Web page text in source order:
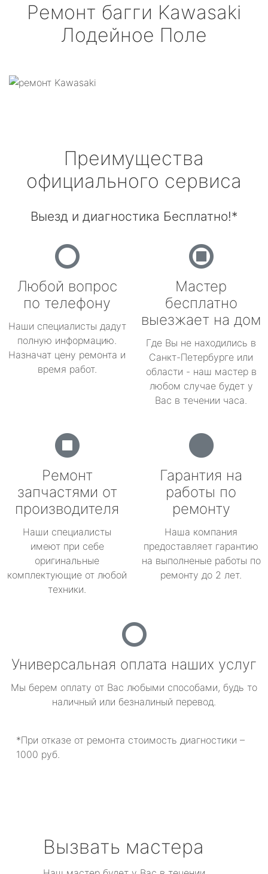
Ремонт багги Kawasaki
Лодейное Поле
Преимущества
официального сервиса
Выезд и диагностика Бесплатно!*
Любой вопрос
по телефону
Наши специалисты дадут
полную информацию.
Назначат цену ремонта и
время работ.
Мастер
бесплатно
выезжает на дом
Где Вы не находились в
Санкт-Петербурге или
области - наш мастер в
любом случае будет у
Вас в течении часа.
Ремонт
запчастями от
производителя
Наши специалисты
имеют при себе
оригинальные
комплектующие от любой
техники.
Гарантия на
работы по
ремонту
Наша компания
предоставляет гарантию
на выполненые работы по
ремонту до 2 лет.
Универсальная оплата наших услуг
Мы берем оплату от Вас любыми способами, будь то
наличный или безналиный перевод.
*При отказе от ремонта стоимость диагностики –
1000 руб.
Вызвать мастера